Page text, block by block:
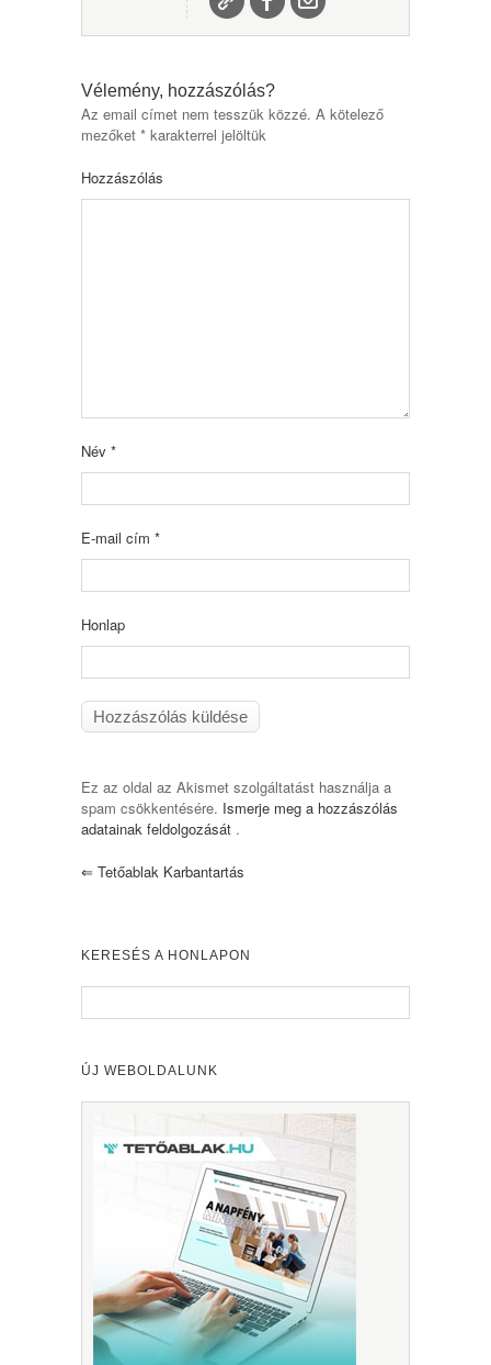
Vélemény, hozzászólás?
Az email címet nem tesszük közzé. A kötelező
mezőket * karakterrel jelöltük
Hozzászólás
Név *
E-mail cím *
Honlap
Ez az oldal az Akismet szolgáltatást használja a
spam csökkentésére. Ismerje meg a hozzászólás
adatainak feldolgozását .
⇐ Tetőablak Karbantartás
KERESÉS A HONLAPON
ÚJ WEBOLDALUNK